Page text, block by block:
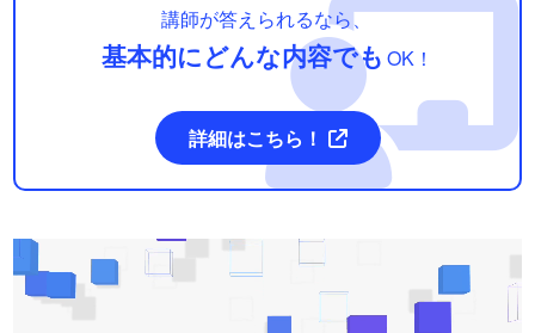
講師が答えられるなら、
基本的にどんな内容でも OK！
詳細はこちら！